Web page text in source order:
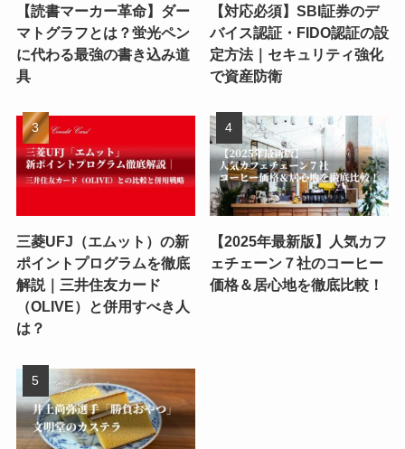
【読書マーカー革命】ダー
マトグラフとは？蛍光ペン
に代わる最強の書き込み道
具
【対応必須】SBI証券のデ
バイス認証・FIDO認証の設
定方法｜セキュリティ強化
で資産防衛
三菱UFJ（エムット）の新
ポイントプログラムを徹底
解説｜三井住友カード
（OLIVE）と併用すべき人
は？
【2025年最新版】人気カフ
ェチェーン７社のコーヒー
価格＆居心地を徹底比較！